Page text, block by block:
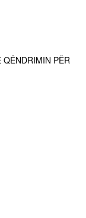
QËNDRIMIN PËR